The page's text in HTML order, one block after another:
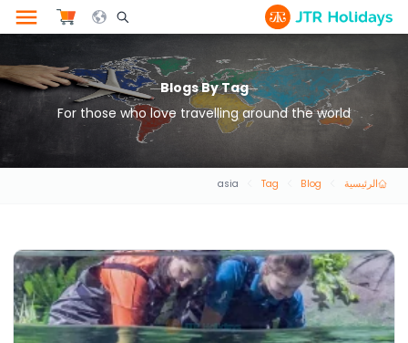
Search Opener Icon
Blogs By Tag
For those who love travelling around the world
الرئيسية Blog
Tag
asia